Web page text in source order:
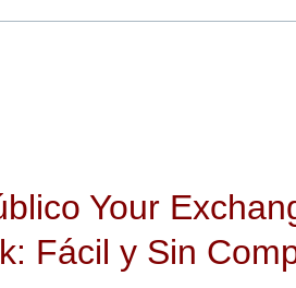
Your
Fácil y Sin